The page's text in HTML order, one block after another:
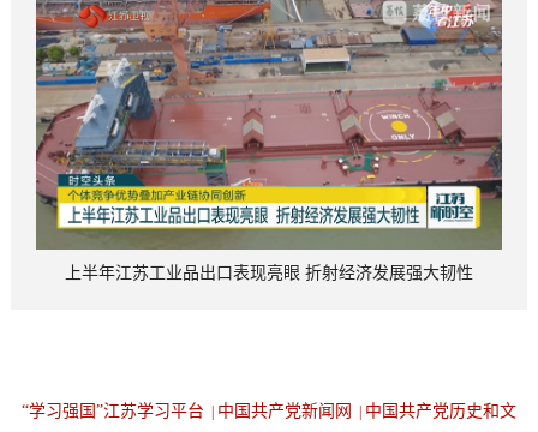
上半年江苏工业品出口表现亮眼 折射经济发展强大韧性
“学习强国”江苏学习平台 中国共产党新闻网 中国共产党历史和文